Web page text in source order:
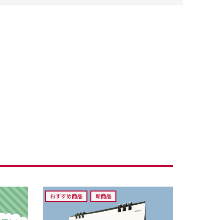
おすすめ商品 新商品